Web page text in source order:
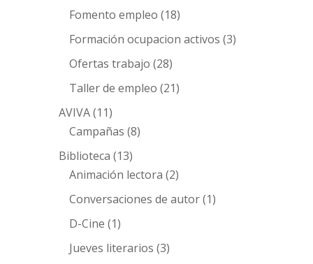
Fomento empleo (18)
Formación ocupacion activos (3)
Ofertas trabajo (28)
Taller de empleo (21)
AVIVA(11)
Campañas (8)
Biblioteca (13)
Animación lectora (2)
Conversaciones de autor(1)
D-Cine (1)
Jueves literarios (3)